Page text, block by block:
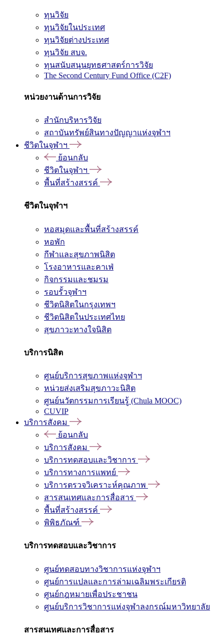
ทุนวิจัย
ทุนวิจัยในประเทศ
ทุนวิจัยต่างประเทศ
ทุนวิจัย สบจ.
ทุนสนับสนุนยุทธศาสตร์การวิจัย
The Second Century Fund Office (C2F)
หน่วยงานด้านการวิจัย
สำนักบริหารวิจัย
สถาบันทรัพย์สินทางปัญญาแห่งจุฬาฯ
ชีวิตในจุฬาฯ
ย้อนกลับ
ชีวิตในจุฬาฯ
พื้นที่สร้างสรรค์
ชีวิตในจุฬาฯ
หอสมุดและพื้นที่สร้างสรรค์
หอพัก
กีฬาและสุขภาพนิสิต
โรงอาหารและคาเฟ่
กิจกรรมและชมรม
รอบรั้วจุฬาฯ
ชีวิตนิสิตในกรุงเทพฯ
ชีวิตนิสิตในประเทศไทย
สุขภาวะทางใจนิสิต
บริการนิสิต
ศูนย์บริการสุขภาพแห่งจุฬาฯ
หน่วยส่งเสริมสุขภาวะนิสิต
ศูนย์นวัตกรรมการเรียนรู้ (Chula MOOC)
CUVIP
บริการสังคม
ย้อนกลับ
บริการสังคม
บริการทดสอบและวิชาการ
บริการทางการแพทย์
บริการตรวจวิเคราะห์คุณภาพ
สารสนเทศและการสื่อสาร
พื้นที่สร้างสรรค์
พิพิธภัณฑ์
บริการทดสอบและวิชาการ
ศูนย์ทดสอบทางวิชาการแห่งจุฬาฯ
ศูนย์การแปลและการล่ามเฉลิมพระเกียรติ
ศูนย์กฎหมายเพื่อประชาชน
ศูนย์บริการวิชาการแห่งจุฬาลงกรณ์มหาวิทยาลัย
สารสนเทศและการสื่อสาร